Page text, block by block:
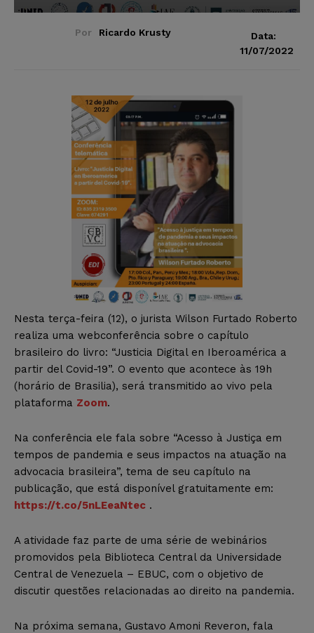
Por Ricardo Krusty
Data:
11/07/2022
Nesta terça-feira (12), o jurista Wilson Furtado Roberto
realiza uma webconferência sobre o capítulo
brasileiro do livro: “Justicia Digital en Iberoamérica a
partir del Covid-19”. O evento que acontece às 19h
(horário de Brasilia), será transmitido ao vivo pela
plataforma Zoom.
Na conferência ele fala sobre “Acesso à Justiça em
tempos de pandemia e seus impactos na atuação na
advocacia brasileira”, tema de seu capítulo na
publicação, que está disponível gratuitamente em:
https://t.co/5nLEeaNtec .
A atividade faz parte de uma série de webinários
promovidos pela Biblioteca Central da Universidade
Central de Venezuela – EBUC, com o objetivo de
discutir questões relacionadas ao direito na pandemia.
Na próxima semana, Gustavo Amoni Reveron, fala